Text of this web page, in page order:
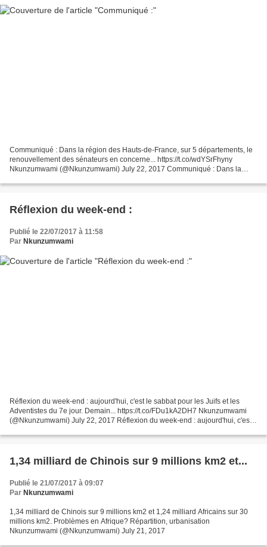
Communiqué : Dans la région des Hauts-de-France, sur 5 départements, le
renouvellement des sénateurs en concerne... https://t.co/wdYSrFhyny
Nkunzumwami (@Nkunzumwami) July 22, 2017 Communiqué : Dans la
Réflexion du week-end :
Publié le 22/07/2017 à 11:58
Par Nkunzumwami
Réflexion du week-end : aujourd'hui, c'est le sabbat pour les Juifs et les
Adventistes du 7e jour. Demain... https://t.co/FDu1kA2DH7 Nkunzumwami
(@Nkunzumwami) July 22, 2017 Réflexion du week-end : aujourd'hui, c'est
1,34 milliard de Chinois sur 9 millions km2 et...
Publié le 21/07/2017 à 09:07
Par Nkunzumwami
1,34 milliard de Chinois sur 9 millions km2 et 1,24 milliard Africains sur 30
millions km2. Problèmes en Afrique? Répartition, urbanisation
Nkunzumwami (@Nkunzumwami) July 21, 2017